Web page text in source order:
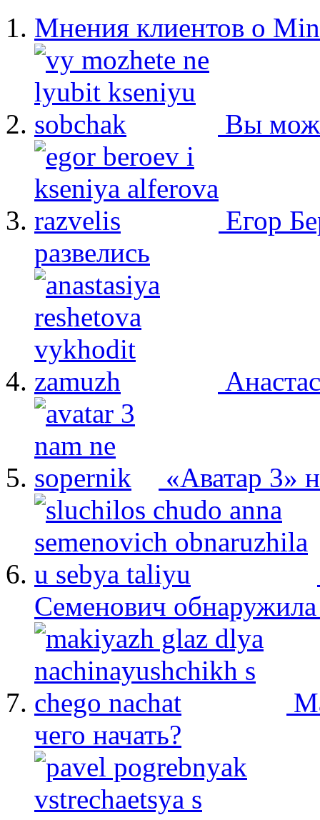
Мнения клиентов о
Вы
Егор
развелись
«Аватар 3»
Семенович
чего начать?